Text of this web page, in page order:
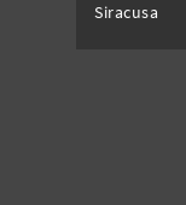
Siracusa